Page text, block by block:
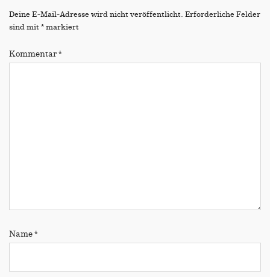
Deine E-Mail-Adresse wird nicht veröffentlicht. Erforderliche Felder
sind mit*markiert
Kommentar*
Name*